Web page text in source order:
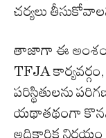
చర్యలు
తాజాగా ఈ
TFJA
పరిస్థితులను
యథాతథంగా
అధికారిక